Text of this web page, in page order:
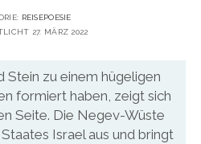
REISEPOESIE
27. MÄRZ 2022
Stein zu einem hügeligen
formiert haben, zeigt sich
Seite. Die Negev-Wüste
Israel aus und bringt